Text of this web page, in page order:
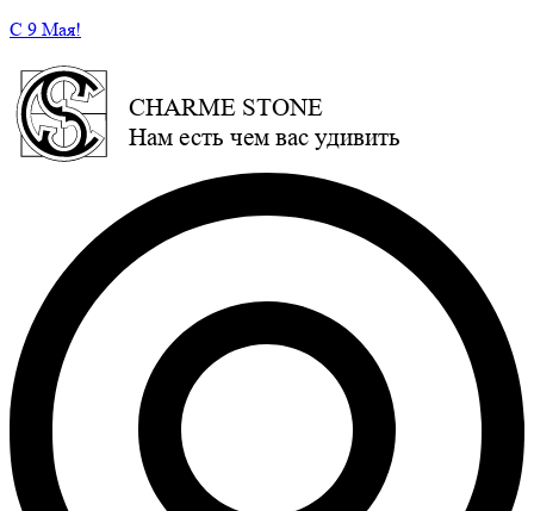
С 9 Мая!
CHARME STONE
Нам есть чем вас удивить